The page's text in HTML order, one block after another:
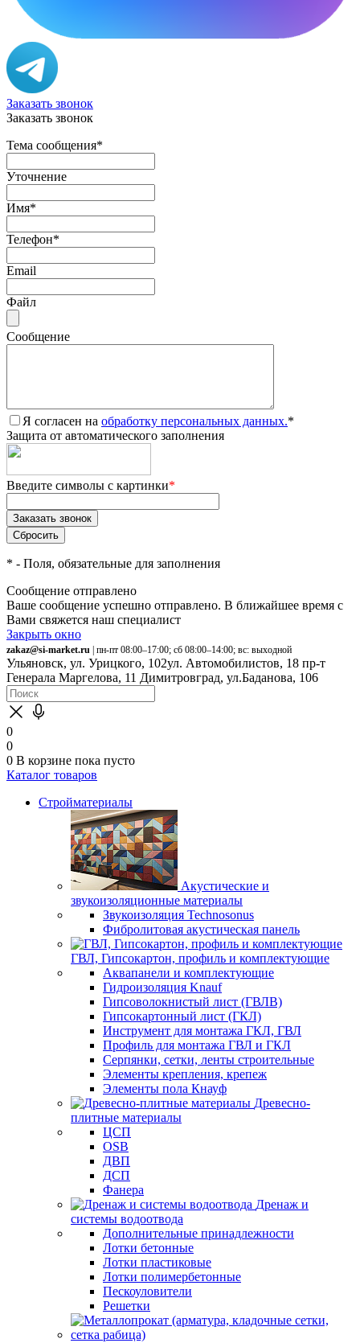
Заказать звонок
Заказать звонок
Тема сообщения*
Уточнение
Имя*
Телефон*
Email
Файл
Сообщение
Я согласен на обработку персональных данных.*
Защита от автоматического заполнения
Введите символы с картинки*
* - Поля, обязательные для заполнения
Сообщение отправлено
Ваше сообщение успешно отправлено. В ближайшее время с
Вами свяжется наш специалист
Закрыть окно
zakaz@si-market.ru | пн-пт 08:00–17:00; сб 08:00–14:00; вс: выходной
Ульяновск, ул. Урицкого, 102ул. Автомобилистов, 18 пр-т
Генерала Маргелова, 11 Димитровград, ул.Баданова, 106
0
0
0 В корзине пока пусто
Каталог товаров
Стройматериалы
Акустические и
звукоизоляционные материалы
Звукоизоляция Technosonus
Фибролитовая акустическая панель
ГВЛ, Гипсокартон, профиль и комплектующие
Аквапанели и комплектующие
Гидроизоляция Knauf
Гипсоволокнистый лист (ГВЛВ)
Гипсокартонный лист (ГКЛ)
Инструмент для монтажа ГКЛ, ГВЛ
Профиль для монтажа ГВЛ и ГКЛ
Серпянки, сетки, ленты строительные
Элементы крепления, крепеж
Элементы пола Кнауф
Древесно-
плитные материалы
ЦСП
OSB
ДВП
ДСП
Фанера
Дренаж и
системы водоотвода
Дополнительные принадлежности
Лотки бетонные
Лотки пластиковые
Лотки полимербетонные
Пескоуловители
Решетки